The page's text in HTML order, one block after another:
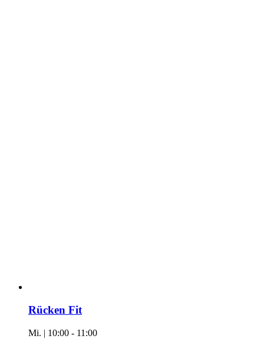
Rücken Fit
Mi. | 10:00 - 11:00